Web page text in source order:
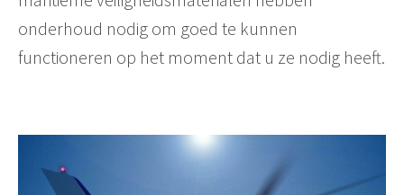
onderhoud nodig om goed te kunnen
functioneren op het moment dat u ze nodig heeft.